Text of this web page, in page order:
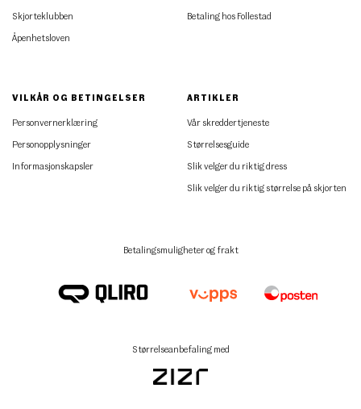
Skjorteklubben
Åpenhetsloven
Betaling hos Follestad
VILKÅR OG BETINGELSER
Personvernerklæring
Personopplysninger
Informasjonskapsler
ARTIKLER
Vår skreddertjeneste
Størrelsesguide
Slik velger du riktig dress
Slik velger du riktig størrelse på skjorten
Betalingsmuligheter og frakt
Størrelseanbefaling med